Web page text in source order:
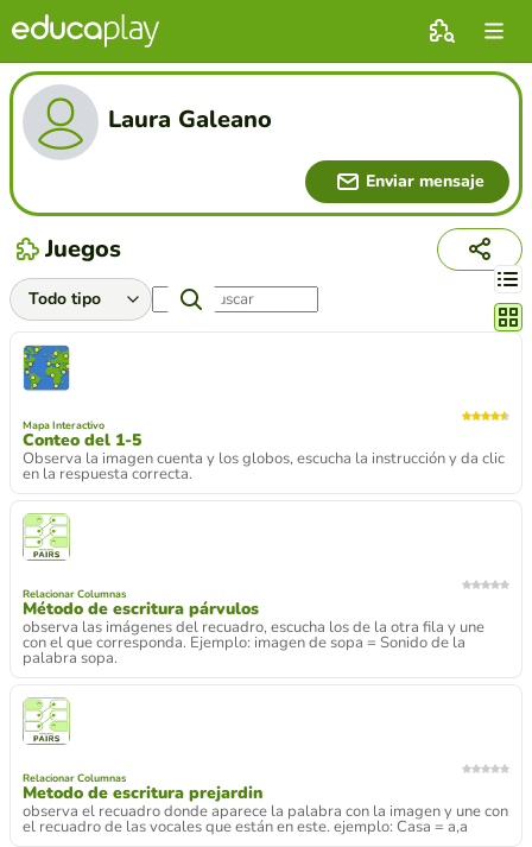
Laura Galeano
Enviar mensaje
Juegos
Mapa Interactivo
Conteo del 1-5
Observa la imagen cuenta y los globos, escucha la instrucción y da clic
en la respuesta correcta.
Relacionar Columnas
Método de escritura párvulos
observa las imágenes del recuadro, escucha los de la otra fila y une
con el que corresponda. Ejemplo: imagen de sopa = Sonido de la
palabra sopa.
Relacionar Columnas
Metodo de escritura prejardin
observa el recuadro donde aparece la palabra con la imagen y une con
el recuadro de las vocales que están en este. ejemplo: Casa = a,a